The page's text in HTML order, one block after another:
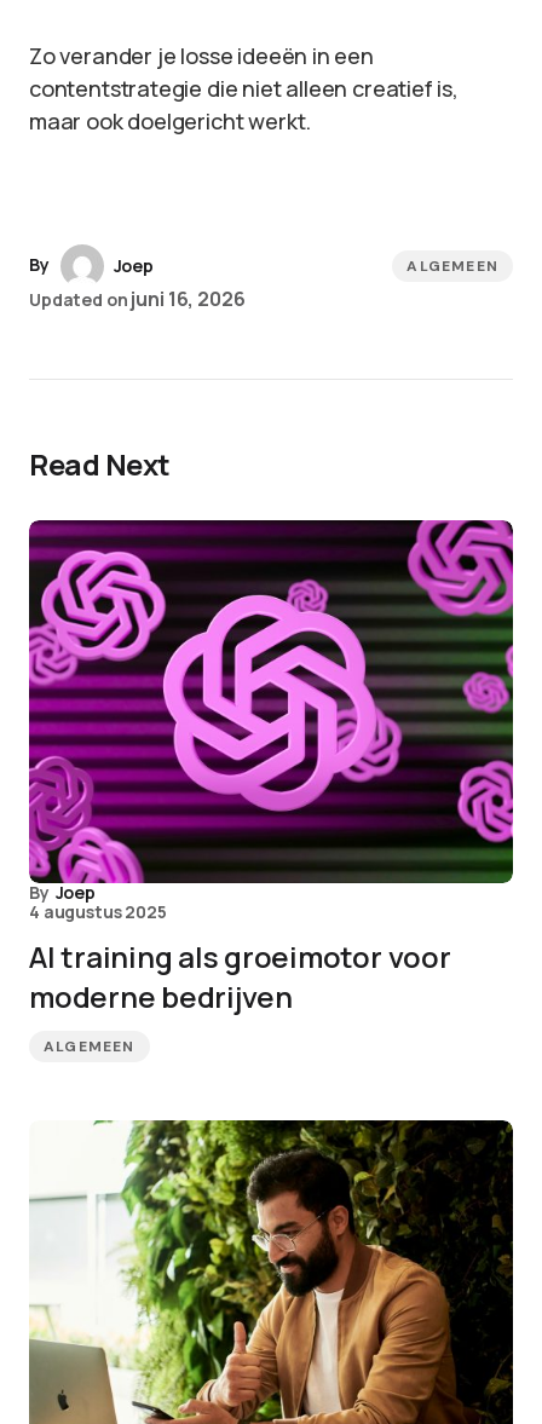
Zo verander je losse ideeën in een
contentstrategie die niet alleen creatief is,
maar ook doelgericht werkt.
By
Joep
Updated on juni 16, 2026
ALGEMEEN
Read Next
By Joep
4 augustus 2025
AI training als groeimotor voor
moderne bedrijven
ALGEMEEN